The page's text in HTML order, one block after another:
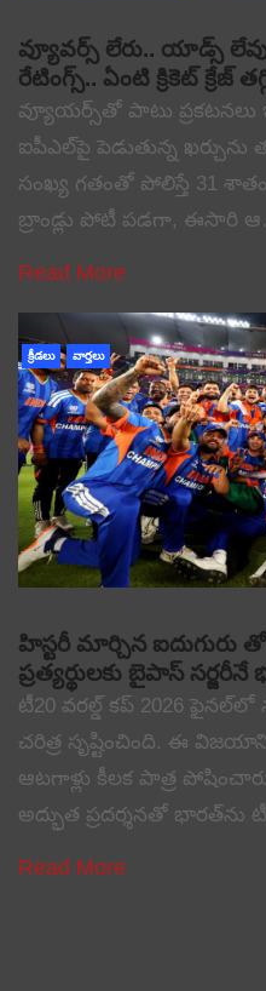
వ్యూవర్స్ లేరు.. యాడ్స్
రేటింగ్స్.. ఏంటి క్రికెట్ క్రేజ్
వ్యూయర్స్‌తో పాటు ప్రకటనలు
ఐపీఎల్‌పై పెడుతున్న ఖర్చును
సంఖ్య గతంతో పోలిస్తే 31
బ్రాండ్లు పోటీ పడగా, ఈసారి
Read More
క్రీడలు వార్తలు
హిస్టరీ మార్చిన ఐదుగురు
ప్రత్యర్థులకు బైపాస్
టీ20 వరల్డ్ కప్ 2026
చరిత్ర సృష్టించింది. ఈ
ఆటగాళ్లు కీలక పాత్ర
అద్భుత ప్రదర్శనతో భారత్‌ను
Read More